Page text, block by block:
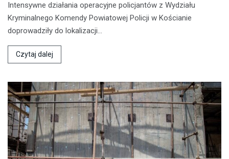
Intensywne działania operacyjne policjantów z Wydziału
Kryminalnego Komendy Powiatowej Policji w Kościanie
doprowadziły do lokalizacji…
Czytaj dalej